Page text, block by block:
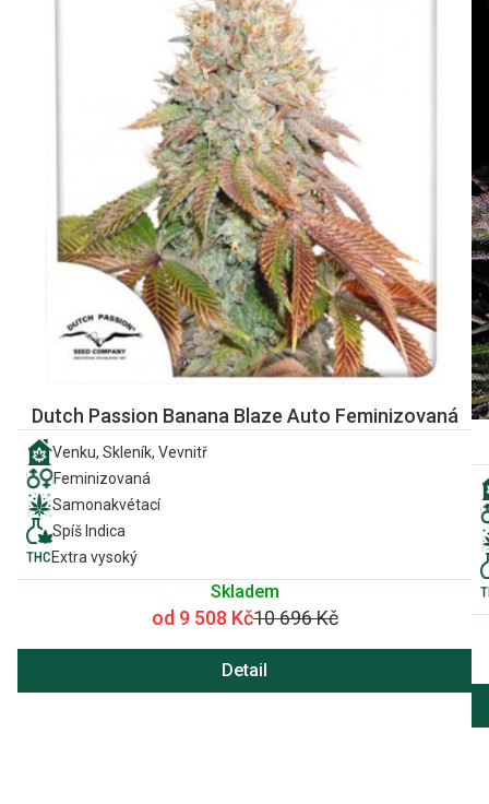
Dutch Passion Banana Blaze Auto Feminizovaná
Venku, Skleník, Vevnitř
Feminizovaná
Samonakvétací
Spíš Indica
Extra vysoký
Skladem
od 9 508 Kč10 696 Kč
Detail